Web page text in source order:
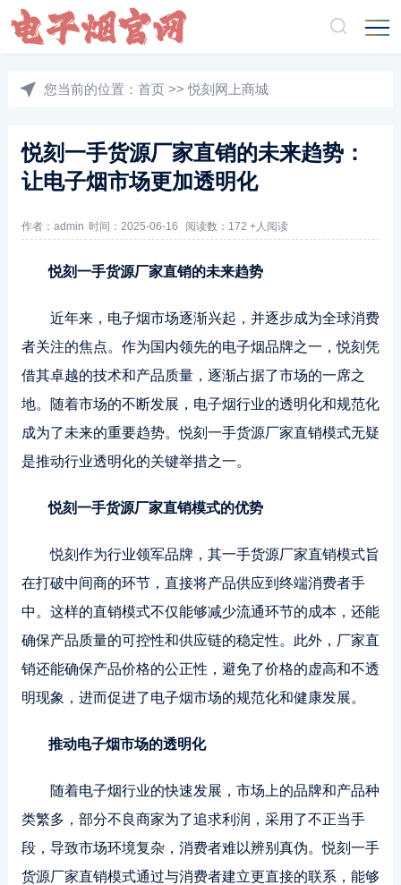
您当前的位置： 首页 >> 悦刻网上商城
悦刻一手货源厂家直销的未来趋势：
让电子烟市场更加透明化
作者：admin 时间：2025-06-16 阅读数：172 +人阅读
悦刻一手货源厂家直销的未来趋势
近年来，电子烟市场逐渐兴起，并逐步成为全球消费
者关注的焦点。作为国内领先的电子烟品牌之一，悦刻凭
借其卓越的技术和产品质量，逐渐占据了市场的一席之
地。随着市场的不断发展，电子烟行业的透明化和规范化
成为了未来的重要趋势。悦刻一手货源厂家直销模式无疑
是推动行业透明化的关键举措之一。
悦刻一手货源厂家直销模式的优势
悦刻作为行业领军品牌，其一手货源厂家直销模式旨
在打破中间商的环节，直接将产品供应到终端消费者手
中。这样的直销模式不仅能够减少流通环节的成本，还能
确保产品质量的可控性和供应链的稳定性。此外，厂家直
销还能确保产品价格的公正性，避免了价格的虚高和不透
明现象，进而促进了电子烟市场的规范化和健康发展。
推动电子烟市场的透明化
随着电子烟行业的快速发展，市场上的品牌和产品种
类繁多，部分不良商家为了追求利润，采用了不正当手
段，导致市场环境复杂，消费者难以辨别真伪。悦刻一手
货源厂家直销模式通过与消费者建立更直接的联系，能够